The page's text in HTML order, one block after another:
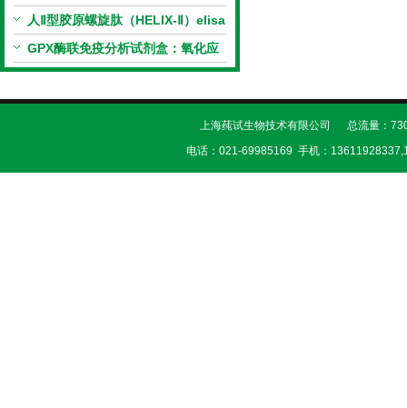
（恒温荧光法）新品上市优惠活动
人Ⅱ型胶原螺旋肽（HELIX-Ⅱ）elisa
试剂盒科研优惠活动开启
GPX酶联免疫分析试剂盒：氧化应
激研究精准检测工具
上海莼试生物技术有限公司 总流量：
电话：021-69985169 手机：